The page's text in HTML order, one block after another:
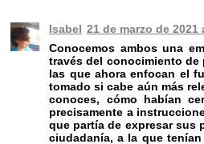
Isabel 21 de marzo de 2021
Conocemos ambos una
través del conocimiento de
las que ahora enfocan el
tomado si cabe aún más
conoces, cómo habían
precisamente a
que partía de expresar sus
ciudadanía, a la que